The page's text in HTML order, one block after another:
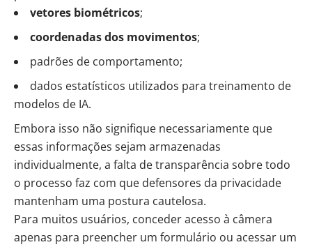
vetores biométricos;
coordenadas dos movimentos;
padrões de comportamento;
dados estatísticos utilizados para treinamento de
modelos de IA.
Embora isso não signifique necessariamente que
essas informações sejam armazenadas
individualmente, a falta de transparência sobre todo
o processo faz com que defensores da privacidade
mantenham uma postura cautelosa.
Para muitos usuários, conceder acesso à câmera
apenas para preencher um formulário ou acessar um